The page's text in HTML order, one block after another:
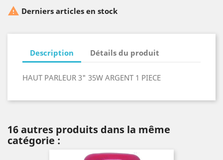
 Derniers articles en stock
Description Détails du produit
HAUT PARLEUR 3" 35W ARGENT 1 PIECE
16 autres produits dans la même
catégorie :